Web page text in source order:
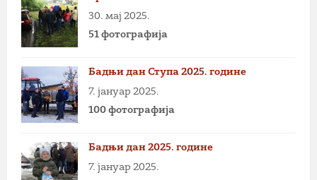
30. мај 2025.
51 фотографија
Бадњи дан Ступа 2025. године
7. јануар 2025.
100 фотографија
Бадњи дан 2025. године
7. јануар 2025.